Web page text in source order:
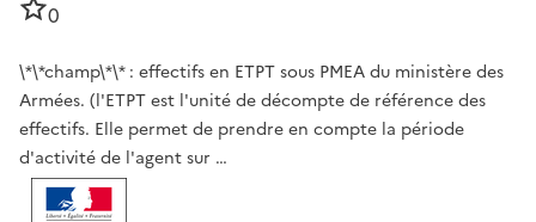
0
\*\*champ\*\* : effectifs en ETPT sous PMEA du ministère des
Armées. (l'ETPT est l'unité de décompte de référence des
effectifs. Elle permet de prendre en compte la période
d'activité de l'agent sur …